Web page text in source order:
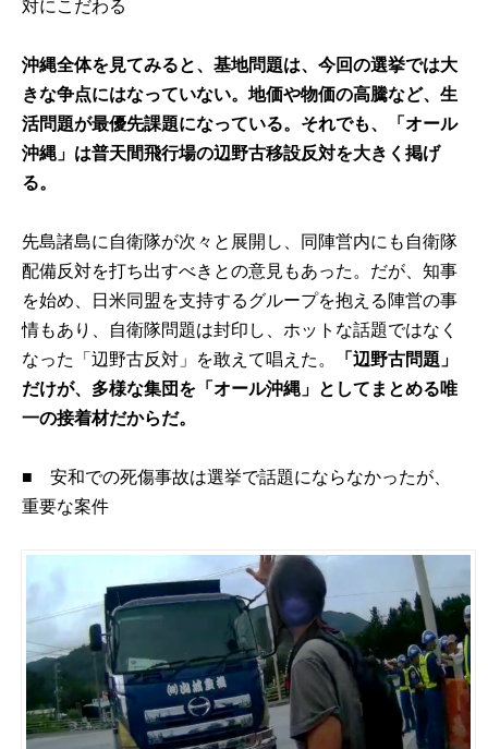
対にこだわる
沖縄全体を見てみると、基地問題は、今回の選挙では大
きな争点にはなっていない。地価や物価の高騰など、生
活問題が最優先課題になっている。それでも、「オール
沖縄」は普天間飛行場の辺野古移設反対を大きく掲げ
る。
先島諸島に自衛隊が次々と展開し、同陣営内にも自衛隊
配備反対を打ち出すべきとの意見もあった。だが、知事
を始め、日米同盟を支持するグループを抱える陣営の事
情もあり、自衛隊問題は封印し、ホットな話題ではなく
なった「辺野古反対」を敢えて唱えた。
「辺野古問題」
だけが、多様な集団を「オール沖縄」としてまとめる唯
一の接着材だからだ。
■ 安和での死傷事故は選挙で話題にならなかったが、
重要な案件